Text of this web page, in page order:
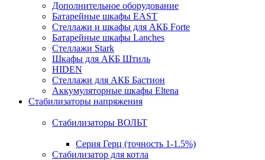
Дополнительное оборудование
Батарейные шкафы EAST
Стеллажи и шкафы для АКБ Forte
Батарейные шкафы Lanches
Стеллажи Stark
Шкафы для АКБ Штиль
HIDEN
Стеллажи для АКБ Бастион
Аккумуляторные шкафы Eltena
Стабилизаторы напряжения
Стабилизаторы ВОЛЬТ
Серия Герц (точность 1-1.5%)
Стабилизатор для котла